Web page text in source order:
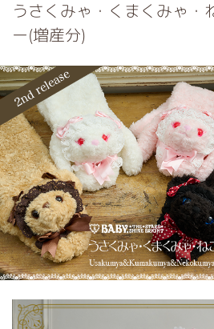
うさくみゃ・くまくみゃ・
ー(増産分)